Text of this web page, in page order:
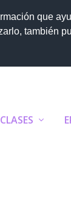
que
también
Y CIENCIAS
CLASES